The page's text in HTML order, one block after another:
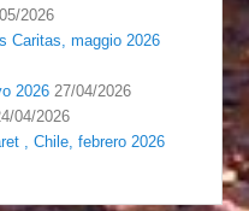
2026
Caritas, maggio 2026
2026 27/04/2026
04/2026
, Chile, febrero 2026